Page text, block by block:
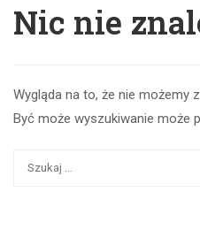
Nic nie
Wygląda na to, że nie możemy
Być może wyszukiwanie może